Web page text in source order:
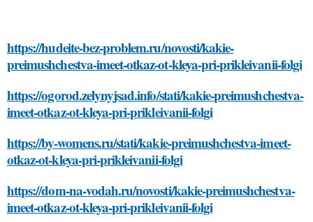
https://hudeite-bez-problem.ru/novosti/kakie-
preimushchestva-imeet-otkaz-ot-kleya-pri-prikleivanii-folgi
https://ogorod.zelynyjsad.info/stati/kakie-preimushchestva-
imeet-otkaz-ot-kleya-pri-prikleivanii-folgi
https://by-womens.ru/stati/kakie-preimushchestva-imeet-
otkaz-ot-kleya-pri-prikleivanii-folgi
https://dom-na-vodah.ru/novosti/kakie-preimushchestva-
imeet-otkaz-ot-kleya-pri-prikleivanii-folgi